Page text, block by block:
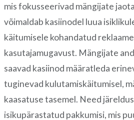
mis fokusseerivad mängijate
võimaldab kasiinodel luua
käitumisele kohandatud
kasutajamugavust. Mängijate
saavad kasiinod määratleda
tuginevad kulutamiskäitumisel,
kaasatuse tasemel. Need
isikupärastatud pakkumisi, mis